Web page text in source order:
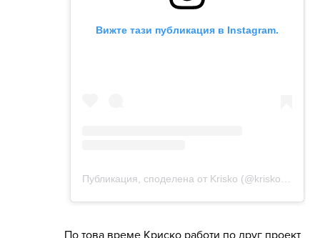
По това време Криско работи по друг проект